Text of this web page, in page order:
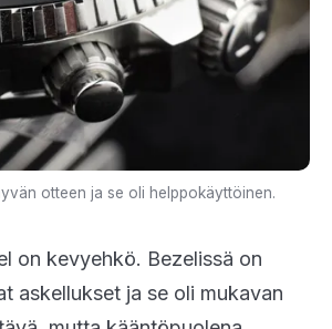
otteen ja se oli helppokäyttöinen.
on kevyehkö. Bezelissä on
askellukset ja se oli mukavan